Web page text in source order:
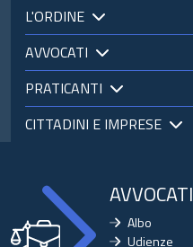
L'ORDINE
AVVOCATI
PRATICANTI
CITTADINI E IMPRESE
AVVOCATI
Albo
Udienze